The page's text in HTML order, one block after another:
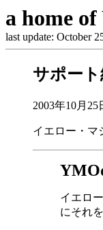
a home
last update: October
サポー
2003年10月
イエロー・マ
イエロ
にそれ